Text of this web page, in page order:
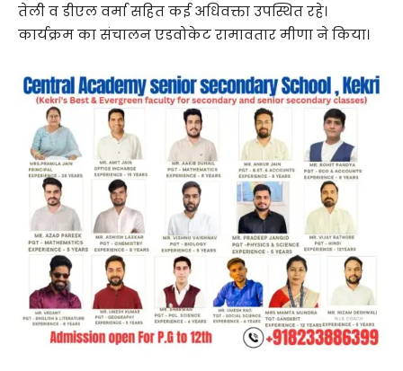
तेली व डीएल वर्मा सहित कई अधिवक्ता उपस्थित रहे।
कार्यक्रम का संचालन एडवोकेट रामावतार मीणा ने किया।